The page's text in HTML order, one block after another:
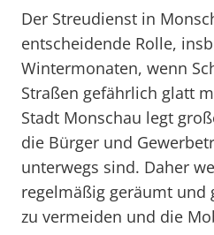
Der Streudienst in
entscheidende Rolle,
Wintermonaten, wenn
Straßen gefährlich glatt
Stadt Monschau legt
die Bürger und
unterwegs sind. Daher
regelmäßig geräumt und
zu vermeiden und die